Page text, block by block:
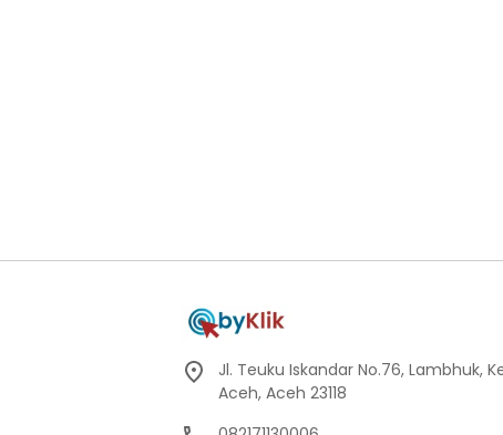
Jl. Teuku Iskandar No.76, Lambhuk,
Aceh, Aceh 23118